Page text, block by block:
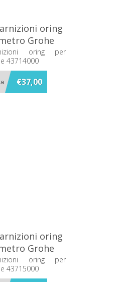
oring
Grohe
oring per
43714000
€37,00
oring
Grohe
oring per
43715000